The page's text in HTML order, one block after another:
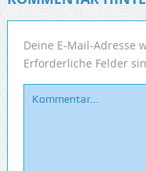
Deine E-Mail-Adresse
Erforderliche Felder